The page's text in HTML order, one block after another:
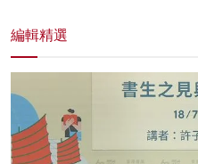
編輯精選